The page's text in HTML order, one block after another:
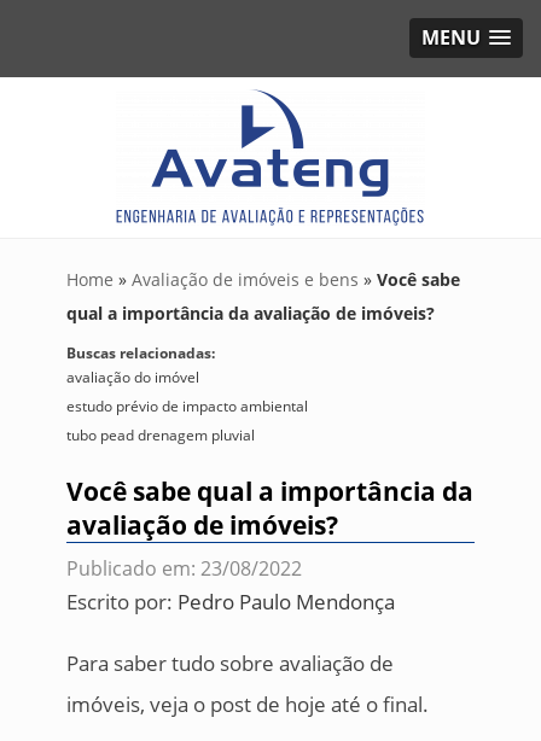
MENU
Home » Avaliação de imóveis e bens » Você sabe
qual a importância da avaliação de imóveis?
Buscas relacionadas:
avaliação do imóvel
estudo prévio de impacto ambiental
tubo pead drenagem pluvial
Você sabe qual a importância da
avaliação de imóveis?
Publicado em: 23/08/2022
Escrito por: Pedro Paulo Mendonça
Para saber tudo sobre avaliação de
imóveis, veja o post de hoje até o final.